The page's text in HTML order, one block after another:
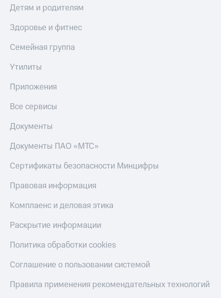
Детям и родителям
Здоровье и фитнес
Семейная группа
Утилиты
Приложения
Все сервисы
Документы
Документы ПАО «МТС»
Сертификаты безопасности Минцифры
Правовая информация
Комплаенс и деловая этика
Раскрытие информации
Политика обработки cookies
Соглашение о пользовании системой
Правила применения рекомендательных технологий